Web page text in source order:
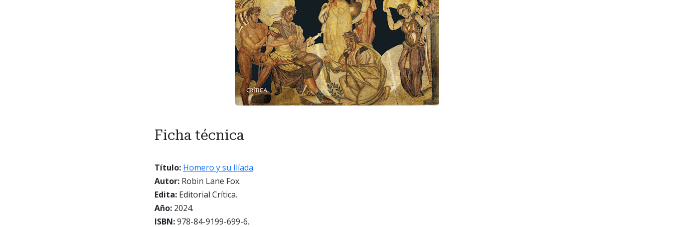
Ficha técnica
Título: Homero y su Ilíada.
Autor: Robin Lane Fox.
Edita: Editorial Crítica.
Año: 2024.
ISBN:978-84-9199-699-6.